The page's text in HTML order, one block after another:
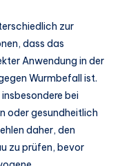
zur
dass das
Anwendung in der
Wurmbefall ist.
bei
oder gesundheitlich
daher, den
zu prüfen, bevor